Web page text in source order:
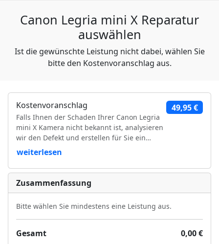
Canon Legria mini X Reparatur
auswählen
Ist die gewünschte Leistung nicht dabei, wählen Sie
bitte den Kostenvoranschlag aus.
Kostenvoranschlag
Falls Ihnen der Schaden Ihrer Canon Legria
mini X Kamera nicht bekannt ist, analysieren
wir den Defekt und erstellen für Sie ein
Kostenvoranschlag. Falls Sie sich für eine
Reparatur ihrer Canon Legria mini X
entscheiden, werden die Kosten für den
Kostenvoranschlag mit der Kamera
Reparatur verrechnet.
weiterlesen
49,95 €
Zusammenfassung
Bitte wählen Sie mindestens eine Leistung aus.
Gesamt 0,00 €